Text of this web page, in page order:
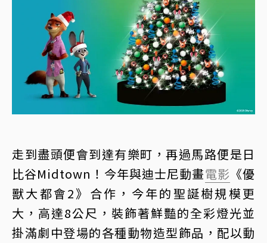
走到盡頭便會到達有樂町，再過馬路便是日
比谷Midtown！今年與迪士尼動畫電影 《優
獸大都會2》合作，今年的聖誕樹規模更
大，高達8公尺，裝飾著鮮豔的全彩燈光並
掛滿劇中登場的各種動物造型飾品，配以動